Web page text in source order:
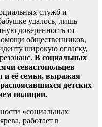
служб и
удалось, лишь
доверенность от
общественников,
широкую огласку,
В социальных
севастопольцев
и её семьи, выражая
детских
полиции.
«социальных
работает в